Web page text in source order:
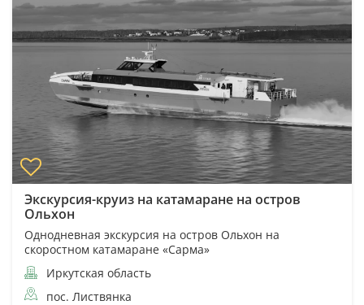
Экскурсия-круиз на катамаране на остров
Ольхон
Однодневная экскурсия на остров Ольхон на
скоростном катамаране «Сарма»
Иркутская область
пос. Листвянка